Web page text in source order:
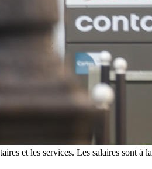
et les services. Les salaires